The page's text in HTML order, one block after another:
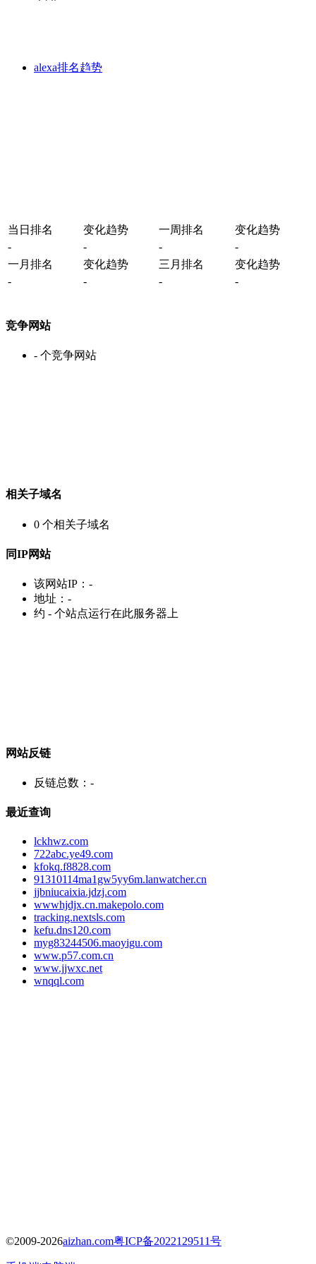
alexa排名趋势
当日排名 变化趋势 一周排名
变化趋势
-
- -
-
一月排名
变化趋势 三月排名
变化趋势
-
- - -
竞争网站
- 个竞争网站
相关子域名
0 个相关子域名
同IP网站
该网站IP： -
地址： -
约 - 个站点运行在此服务器上
网站反链
反链总数： -
最近查询
lckhwz.com
722abc.ye49.com
kfokq.f8828.com
91310114ma1gw5yy6m.lanwatcher.cn
jjbniucaixia.jdzj.com
wwwhjdjx.cn.makepolo.com
tracking.nextsls.com
kefu.dns120.com
myg83244506.maoyigu.com
www.p57.com.cn
www.jjwxc.net
wnqql.com
©2009-2026aizhan.com粤ICP备2022129511号